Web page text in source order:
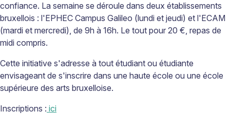
confiance. La semaine se déroule dans deux établissements
bruxellois : l'EPHEC Campus Galileo (lundi et jeudi) et l'ECAM
(mardi et mercredi), de 9h à 16h. Le tout pour 20 €, repas de
midi compris.
Cette initiative s'adresse à tout étudiant ou étudiante
envisageant de s'inscrire dans une haute école ou une école
supérieure des arts bruxelloise.
Inscriptions : ici